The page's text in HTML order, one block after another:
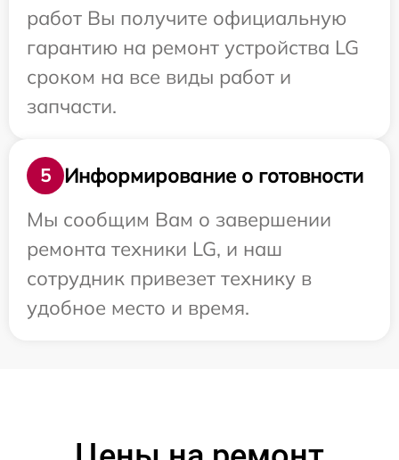
работ Вы получите официальную
гарантию на ремонт устройства LG
сроком на все виды работ и
запчасти.
5
Информирование о готовности
Мы сообщим Вам о завершении
ремонта техники LG, и наш
сотрудник привезет технику в
удобное место и время.